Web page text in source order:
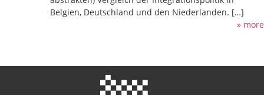
Belgien, Deutschland und den Niederlanden. […]
» more